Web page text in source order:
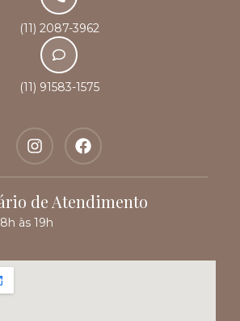
(11) 2087-3962
(11) 91583-1575
de Atendimento
8h às 19h